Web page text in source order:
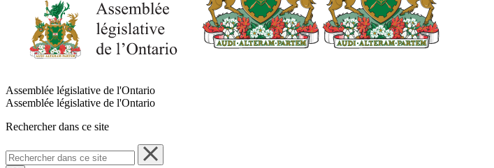
Assemblée législative de l'Ontario
Assemblée législative de l'Ontario
Rechercher dans ce site
Rechercher
dans